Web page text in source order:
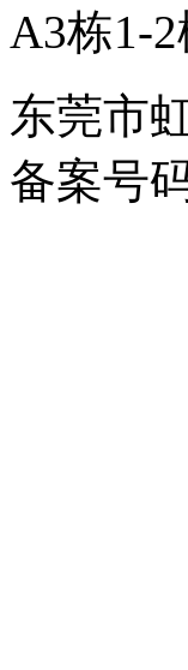
A3栋1-2
东莞市
备案号